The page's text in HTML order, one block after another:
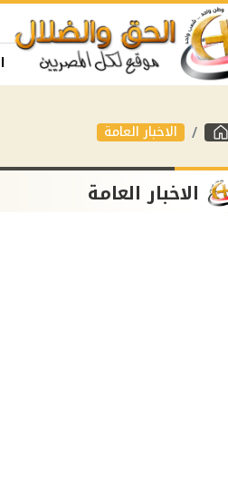
الاخبار العامة
الاخبار العامة